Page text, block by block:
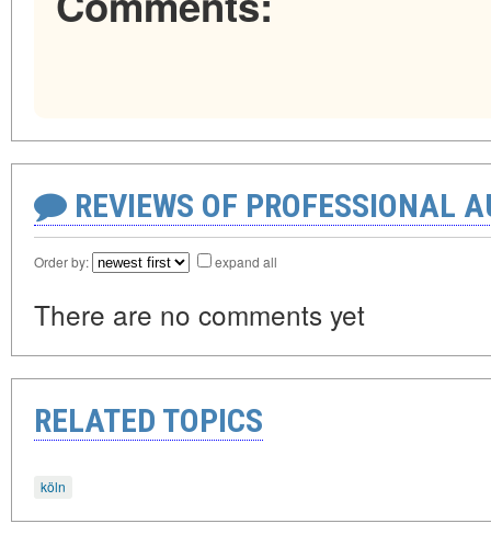
REVIEWS OF PROFESSIONAL
Order by: expand all
There are no comments yet
RELATED TOPICS
köln